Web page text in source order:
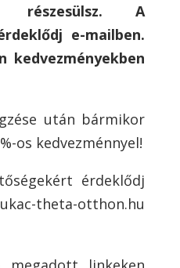
részesülsz. A
e-mailben.
kedvezményekben
után bármikor
os kedvezménnyel!
érdeklődj
theta-otthon.hu